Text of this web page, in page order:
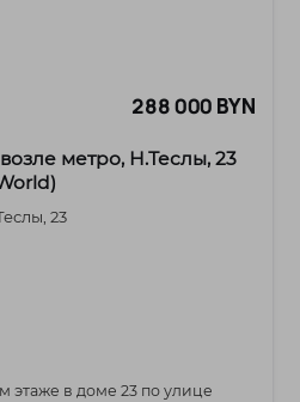
288 000 BYN
метро, Н.Теслы, 23
23
этаже в доме 23 по улице